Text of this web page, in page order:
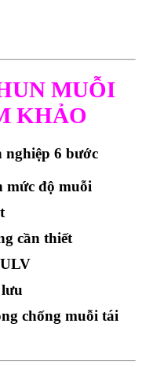
MUỖI
KHẢO
6 bước
mức độ muỗi
cần thiết
chống muỗi tái